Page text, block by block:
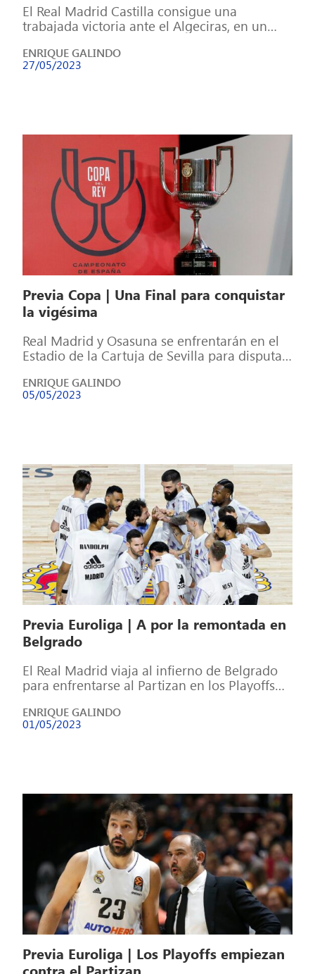
El Real Madrid Castilla consigue una
trabajada victoria ante el Algeciras, en un
ENRIQUE GALINDO
27/05/2023
Previa Copa | Una Final para conquistar
la vigésima
Real Madrid y Osasuna se enfrentarán en el
Estadio de la Cartuja de Sevilla para disputar
ENRIQUE GALINDO
05/05/2023
Previa Euroliga | A por la remontada en
Belgrado
El Real Madrid viaja al infierno de Belgrado
para enfrentarse al Partizan en los Playoffs
ENRIQUE GALINDO
01/05/2023
Previa Euroliga | Los Playoffs empiezan
contra el Partizan